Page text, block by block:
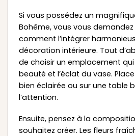
Si vous possédez un
Bohême, vous vous
comment l’intégrer
décoration intérieure. Tout
de choisir un emplacement
beauté et l’éclat du vase.
bien éclairée ou sur une table
l’attention.
Ensuite, pensez à la
souhaitez créer. Les fleurs